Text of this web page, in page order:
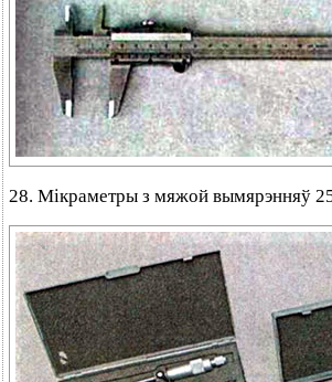
28. Мікраметры з мяжой вымярэнняў